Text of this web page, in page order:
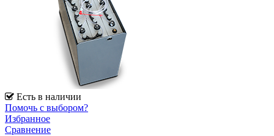
Есть в наличии
Помочь с выбором?
Избранное
Сравнение